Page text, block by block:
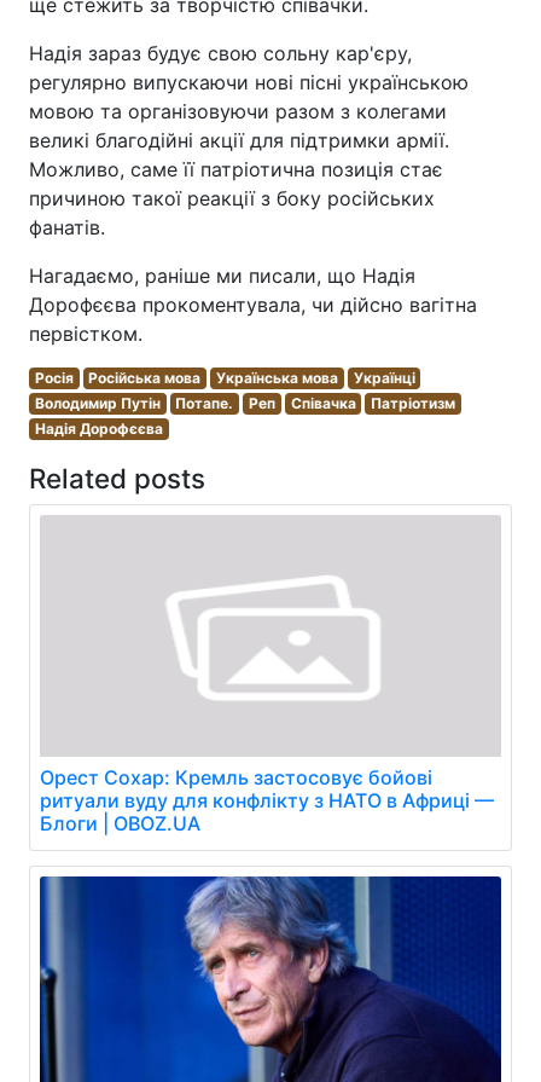
ще стежить за творчістю співачки.
Надія зараз будує свою сольну кар'єру,
регулярно випускаючи нові пісні українською
мовою та організовуючи разом з колегами
великі благодійні акції для підтримки армії.
Можливо, саме її патріотична позиція стає
причиною такої реакції з боку російських
фанатів.
Нагадаємо, раніше ми писали, що Надія
Дорофєєва прокоментувала, чи дійсно вагітна
первістком.
Росія Російська мова Українська мова
Українці
Володимир Путін
Потапе. Реп Співачка
Патріотизм
Надія Дорофєєва
Related posts
Орест Сохар: Кремль застосовує бойові
ритуали вуду для конфлікту з НАТО в Африці —
Блоги | OBOZ.UA